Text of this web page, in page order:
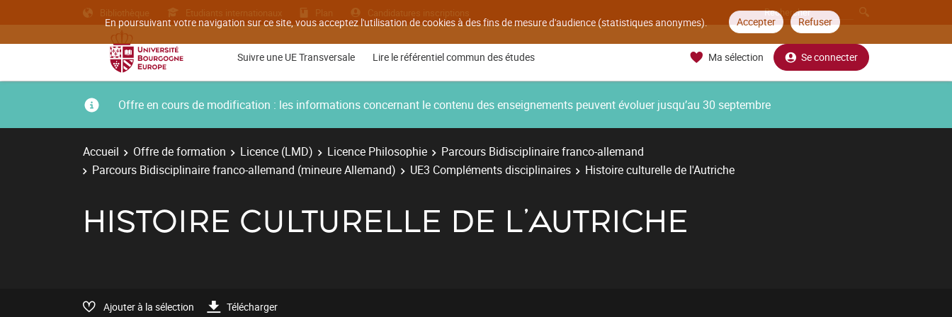
En poursuivant votre navigation sur ce site, vous acceptez l'utilisation de cookies à des fins de mesure d'audience (statistiques anonymes). Accepter Refuser
Bibliothèque Etudiants internationaux Plan Candidatures inscriptions
Suivre une UE Transversale Lire le référentiel commun des études Ma sélection Se connecter
Offre en cours de modification : les informations concernant le contenu des enseignements peuvent évoluer jusqu’au 30 septembre
Accueil Offre de formation Licence (LMD) Licence Philosophie
Parcours Bidisciplinaire franco-allemand
Parcours Bidisciplinaire franco-allemand (mineure Allemand)
UE3 Compléments disciplinaires Histoire culturelle de l'Autriche
HISTOIRE CULTURELLE DE L'AUTRICHE
Ajouter à la sélection Télécharger